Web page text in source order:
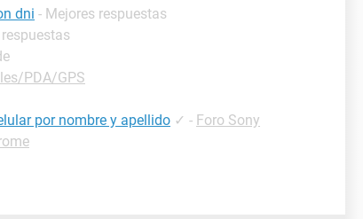
dni - Mejores respuestas
PDA/GPS
por nombre y apellido ✓ - Foro Sony